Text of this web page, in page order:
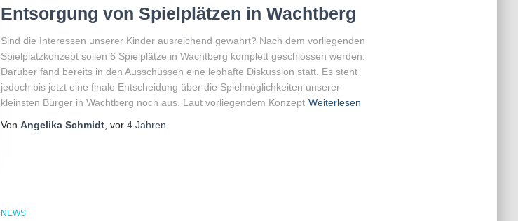
Entsorgung von Spielplätzen in Wachtberg
Sind die Interessen unserer Kinder ausreichend gewahrt? Nach dem vorliegenden
Spielplatzkonzept sollen 6 Spielplätze in Wachtberg komplett geschlossen werden.
Darüber fand bereits in den Ausschüssen eine lebhafte Diskussion statt. Es steht
jedoch bis jetzt eine finale Entscheidung über die Spielmöglichkeiten unserer
kleinsten Bürger in Wachtberg noch aus. Laut vorliegendem Konzept Weiterlesen
Von Angelika Schmidt, vor 4 Jahren
NEWS